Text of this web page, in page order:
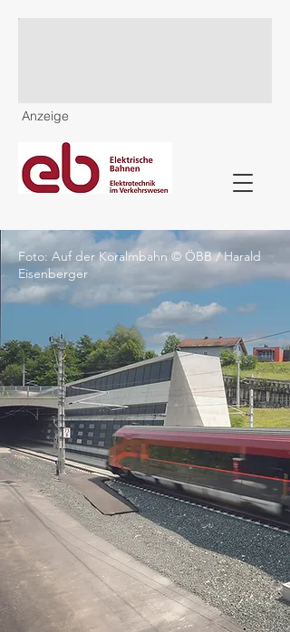
Anzeige
Foto: Auf der Koralmbahn © ÖBB / Harald
Eisenberger